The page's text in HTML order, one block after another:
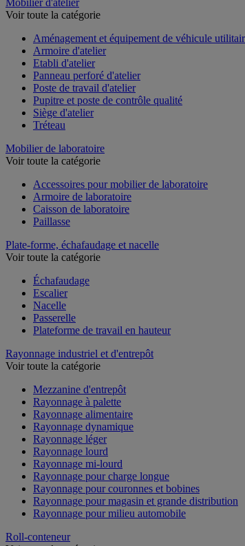
Mobilier d'atelier
Aménagement et équipement de véhicule utilitaire
Armoire d'atelier
Etabli d'atelier
Panneau perforé d'atelier
Poste de travail d'atelier
Pupitre et poste de contrôle qualité
Siège d'atelier
Mobilier de laboratoire
Accessoires pour mobilier de laboratoire
Armoire de laboratoire
Caisson de laboratoire
Plate-forme, échafaudage et nacelle
Échafaudage
Escalier
Nacelle
Passerelle
Rayonnage industriel et d'entrepôt
Mezzanine d'entrepôt
Rayonnage à palette
Rayonnage alimentaire
Rayonnage dynamique
Rayonnage léger
Rayonnage lourd
Rayonnage mi-lourd
Rayonnage pour charge longue
Rayonnage pour couronnes et bobines
Rayonnage pour magasin et grande distribution